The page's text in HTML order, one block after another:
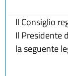
Il Consiglio
Il Presidente
la seguente